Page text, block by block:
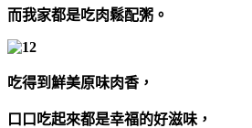
而我家都是吃肉鬆配粥。
吃得到鮮美原味肉香，
口口吃起來都是幸福的好滋味，